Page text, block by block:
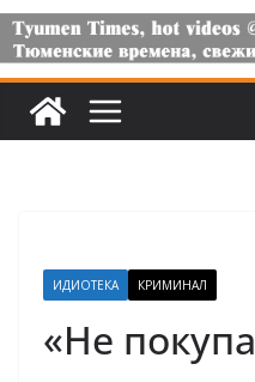
ИДИОТЕКА КРИМИНАЛ
«Не